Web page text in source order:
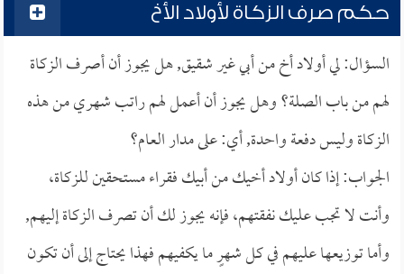
حكم صرف الزكاة لأولاد الأخ
السؤال: لي أولاد أخ من أبي غير شقيق, هل يجوز أن أصرف الزكاة
لهم من باب الصلة؟ وهل يجوز أن أعمل لهم راتب شهري من هذه
الزكاة وليس دفعة واحدة, أي: على مدار العام؟
الجواب: إذا كان أولاد أخيك من أبيك فقراء مستحقين للزكاة،
وأنت لا تجب عليك نفقتهم، فإنه يجوز لك أن تصرف الزكاة إليهم,
وأما توزيعها عليهم في كل شهرٍ ما يكفيهم فهذا يحتاج إلى أن تكون